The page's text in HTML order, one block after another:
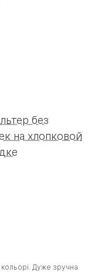
без
на хлопковой
Дуже зручна
Дуже зручна